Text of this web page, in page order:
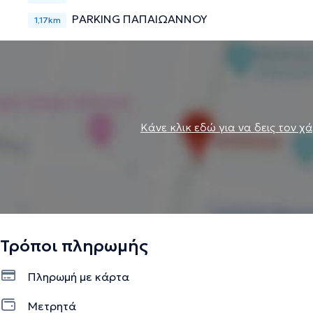
1,17km PARKING ΠΑΠΑΙΩΑΝΝΟΥ
Κάνε κλικ εδώ για να δεις τον
Τρόποι πληρωμής
Πληρωμή με κάρτα
Μετρητά